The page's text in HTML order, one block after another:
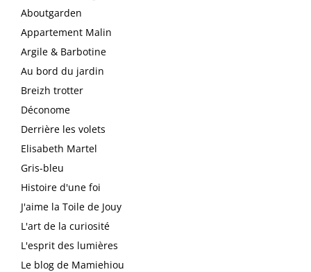
Aboutgarden
Appartement Malin
Argile & Barbotine
Au bord du jardin
Breizh trotter
Déconome
Derrière les volets
Elisabeth Martel
Gris-bleu
Histoire d'une foi
J'aime la Toile de Jouy
L'art de la curiosité
L'esprit des lumières
Le blog de Mamiehiou